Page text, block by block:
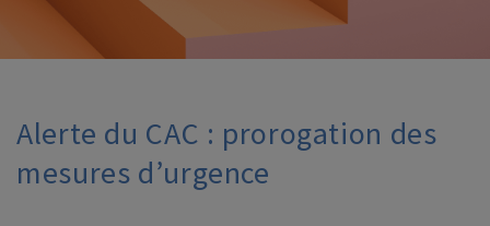
Alerte du CAC : prorogation des
mesures d’urgence